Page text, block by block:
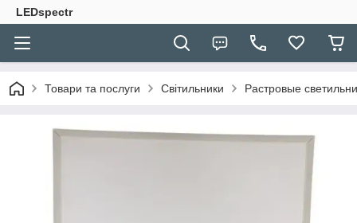
LEDspectr
Товари та послуги Світильники Растровые